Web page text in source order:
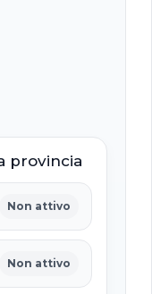
provincia
Non attivo
Non attivo